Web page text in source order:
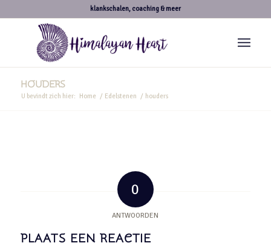
klankschalen, coaching & meer
HOUDERS
U bevindt zich hier: Home / Edelstenen / houders
0
ANTWOORDEN
PLAATS EEN REACTIE